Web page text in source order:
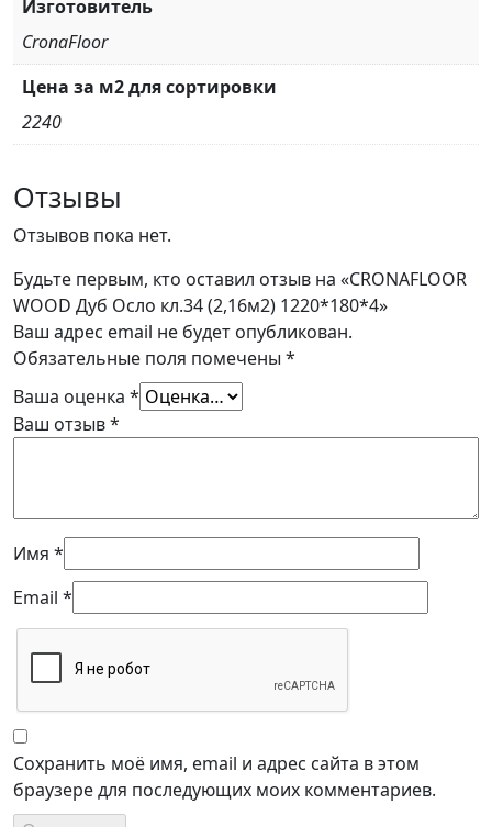
Изготовитель
CronaFloor
Цена за м2 для сортировки
2240
Отзывы
Отзывов пока нет.
Будьте первым, кто оставил отзыв на «CRONAFLOOR
WOOD Дуб Осло кл.34 (2,16м2) 1220*180*4»
Ваш адрес email не будет опубликован.
Обязательные поля помечены *
Ваша оценка *
Ваш отзыв*
Имя *
Email *
Сохранить моё имя, email и адрес сайта в этом
браузере для последующих моих комментариев.